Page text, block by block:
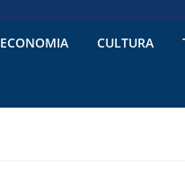
ECONOMIA CULTURA